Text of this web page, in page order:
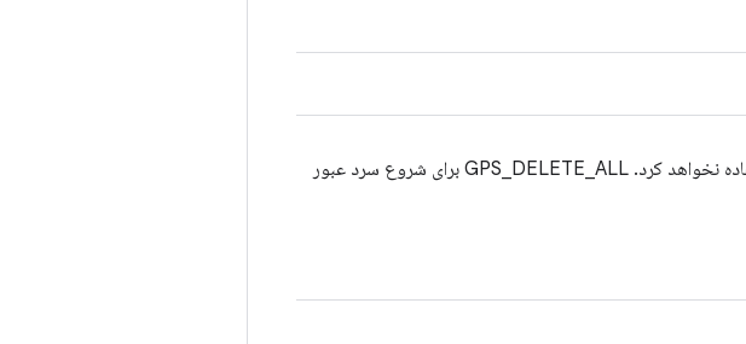
مشخص می کند که تماس بعدی برای شروع از اطلاعات تعریف شده در پرچم ها استفاده نخواهد کرد. GPS_DELETE_ALL برای شروع سرد عبور